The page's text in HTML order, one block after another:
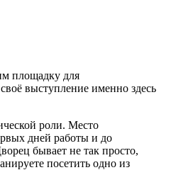
площадку для
выступление именно здесь
роли. Место
дней работы и до
бывает не так просто,
посетить одно из